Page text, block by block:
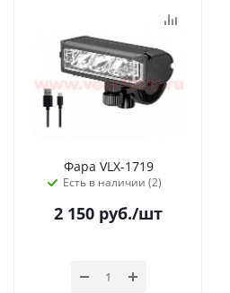
Фара VLX-1719
Есть в наличии (2)
2 150 руб./шт